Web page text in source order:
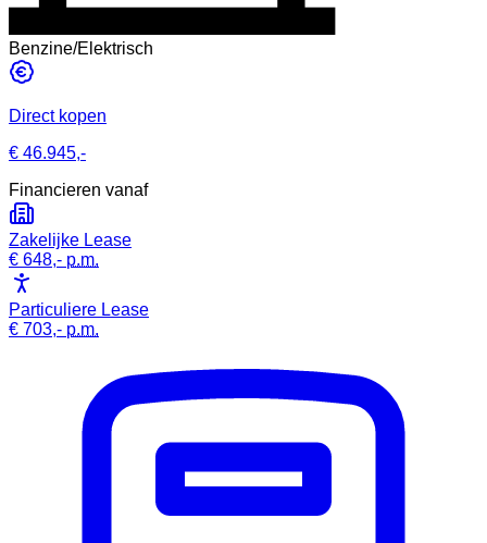
Benzine/Elektrisch
Direct kopen
€ 46.945,-
Financieren vanaf
Zakelijke Lease
€ 648,- p.m.
Particuliere Lease
€ 703,- p.m.